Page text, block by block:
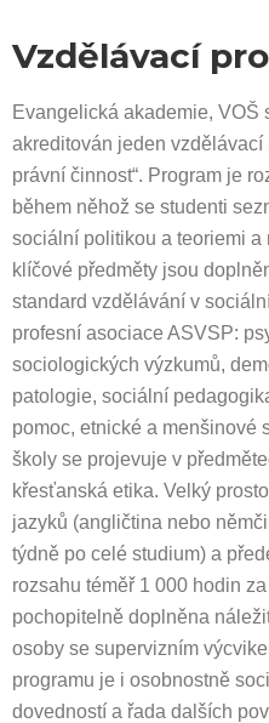
Vzdělávací
Evangelická akademie, VOŠ
akreditován jeden vzdělávací
právní činnost“. Program je
během něhož se studenti
sociální politikou a teoriemi a
klíčové předměty jsou
standard vzdělávání v
profesní asociace ASVSP:
sociologických výzkumů,
patologie, sociální
pomoc, etnické a menšinové
školy se projevuje v
křesťanská etika. Velký
jazyků (angličtina nebo
týdně po celé studium) a
rozsahu téměř 1 000 hodin
pochopitelně doplněna
osoby se supervizním
programu je i osobnostně
dovedností a řada dalších